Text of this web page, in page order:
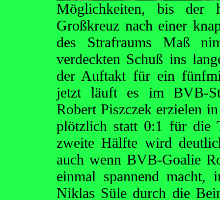
Möglichkeiten, bis der
Großkreuz nach einer
des Strafraums Maß
verdeckten Schuß ins
der Auftakt für ein
jetzt läuft es im BVB-
Robert Piszczek erzielen
plötzlich statt 0:1 für die
zweite Hälfte wird
auch wenn BVB-Goalie
einmal spannend macht,
Niklas Süle durch die